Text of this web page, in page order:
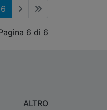
6
6 di 6
ALTRO